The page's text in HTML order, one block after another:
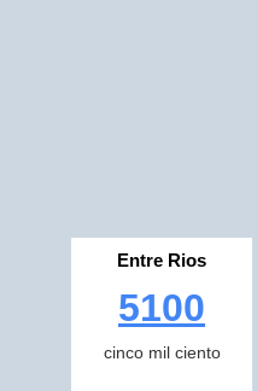
Entre Rios
5100
cinco mil ciento